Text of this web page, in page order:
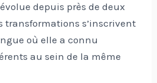
depuis près de deux
transformations s’inscrivent
où elle a connu
au sein de la même